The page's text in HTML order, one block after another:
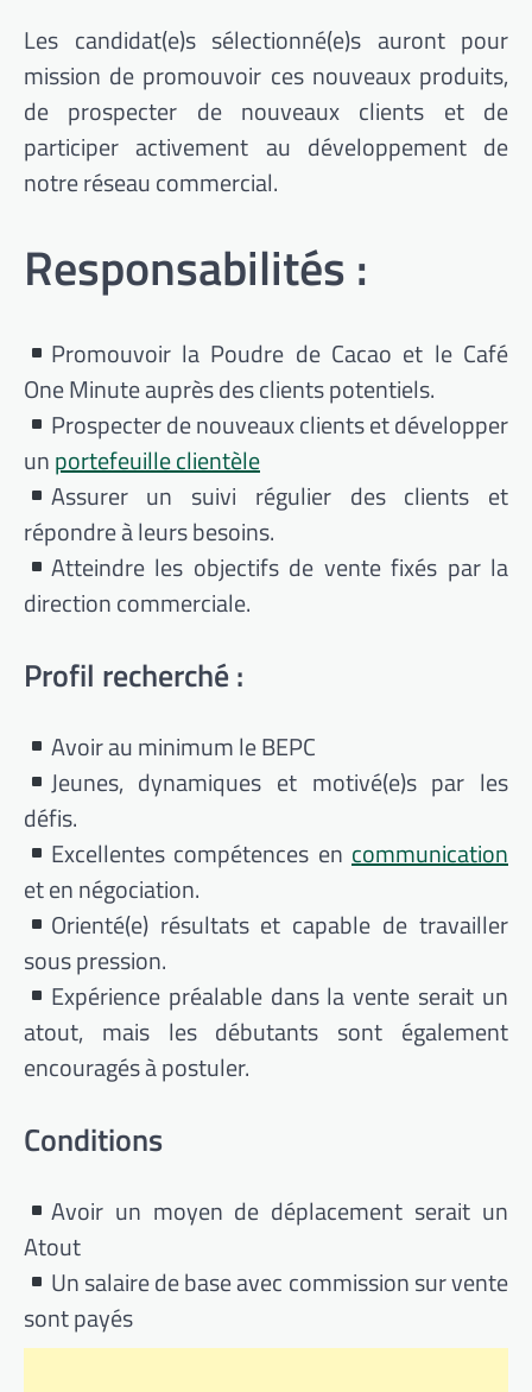
Les candidat(e)s sélectionné(e)s auront pour
mission de promouvoir ces nouveaux produits,
de prospecter de nouveaux clients et de
participer activement au développement de
notre réseau commercial.
Responsabilités :
Promouvoir la Poudre de Cacao et le Café
One Minute auprès des clients potentiels.
Prospecter de nouveaux clients et développer
unportefeuille clientèle
Assurer un suivi régulier des clients et
répondre à leurs besoins.
Atteindre les objectifs de vente fixés par la
direction commerciale.
Profil recherché :
Avoir au minimum le BEPC
Jeunes, dynamiques et motivé(e)s par les
défis.
Excellentes compétences en communication
et en négociation.
Orienté(e) résultats et capable de travailler
sous pression.
Expérience préalable dans la vente serait un
atout, mais les débutants sont également
encouragés à postuler.
Conditions
Avoir un moyen de déplacement serait un
Atout
Un salaire de base avec commission sur vente
sont payés